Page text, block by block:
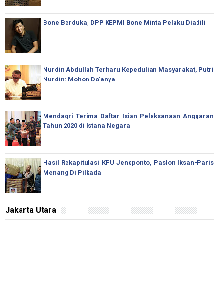
Bone Berduka, DPP KEPMI Bone Minta Pelaku Diadili
Nurdin Abdullah Terharu Kepedulian Masyarakat, Putri
Nurdin: Mohon Do'anya
Mendagri Terima Daftar Isian Pelaksanaan Anggaran
Tahun 2020 di Istana Negara
Hasil Rekapitulasi KPU Jeneponto, Paslon Iksan-Paris
Menang Di Pilkada
Jakarta Utara